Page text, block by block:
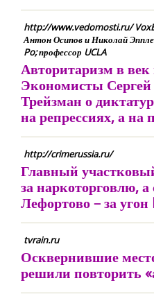
http://www.vedomosti.ru/
Антон Осипов и Николай
Po; профессор UCLA
Авторитаризм в
Экономисты
Трейзман о
на репрессиях, а на
http://crimerussia.ru/
Главный
за наркоторговлю,
Лефортово – за
tvrain.ru
Осквернившие
решили повторить